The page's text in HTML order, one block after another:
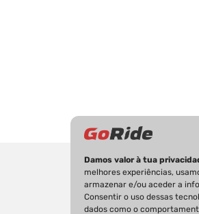
Damos valor à tua
melhores experiências,
armazenar e/ou aceder a
Consentir o uso dessas
dados como o